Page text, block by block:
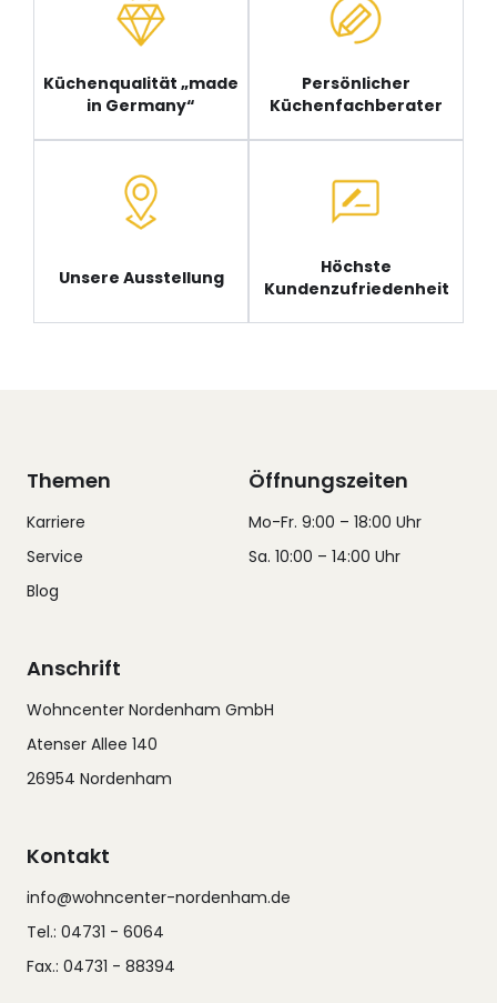
Küchenqualität „made
in Germany“
Persönlicher
Küchenfachberater
Unsere Ausstellung
Höchste
Kundenzufriedenheit
Themen
Karriere
Service
Blog
Öffnungszeiten
Mo-Fr. 9:00 – 18:00 Uhr
Sa. 10:00 – 14:00 Uhr
Anschrift
Wohncenter Nordenham GmbH
Atenser Allee 140
26954 Nordenham
Kontakt
info@wohncenter-nordenham.de
Tel.: 04731 - 6064
Fax.: 04731 - 88394